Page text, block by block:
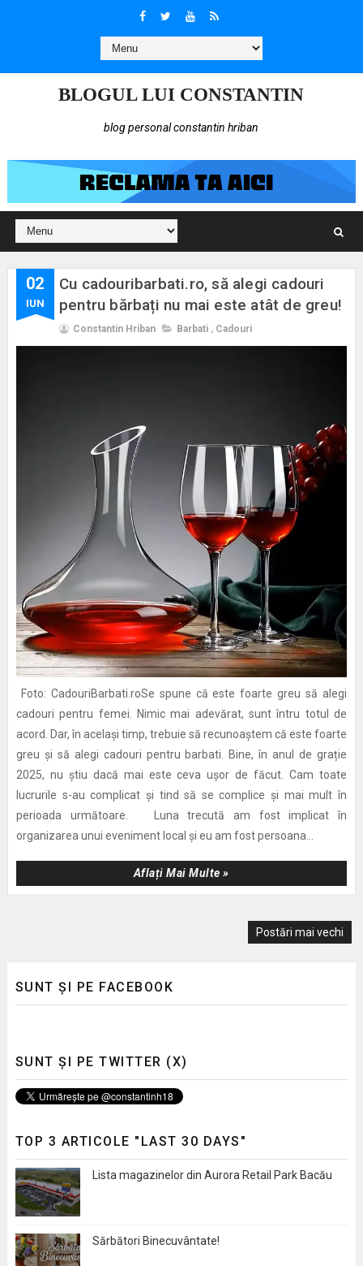
BLOGUL LUI CONSTANTIN
blog personal constantin hriban
02
IUN
Cu cadouribarbati.ro, să alegi cadouri
pentru bărbați nu mai este atât de greu!
Constantin Hriban Barbati , Cadouri
Foto: CadouriBarbati.roSe spune că este foarte greu să alegi
cadouri pentru femei. Nimic mai adevărat, sunt întru totul de
acord. Dar, în același timp, trebuie să recunoaștem că este foarte
greu și să alegi cadouri pentru barbati. Bine, în anul de grație
2025, nu știu dacă mai este ceva ușor de făcut. Cam toate
lucrurile s-au complicat și tind să se complice și mai mult în
perioada următoare. Luna trecută am fost implicat în
organizarea unui eveniment local și eu am fost persoana...
Aflați Mai Multe »
Postări mai vechi
SUNT ȘI PE FACEBOOK
SUNT ȘI PE TWITTER (X)
TOP 3 ARTICOLE "LAST 30 DAYS"
Lista magazinelor din Aurora Retail Park Bacău
Sărbători Binecuvântate!